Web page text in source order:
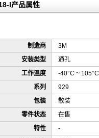
I产品属性
制造商
3M
安装类型
通孔
工作温度
-40°C ~ 105°C
系列
929
包装
散装
零件状态
在售
特性
-